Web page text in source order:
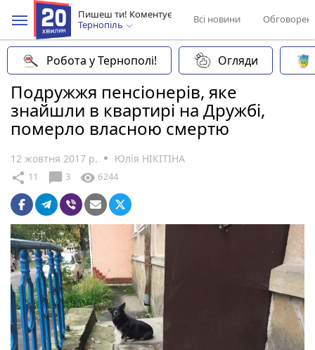
Пишеш ти! Коментує
Тернопіль
Всі новини
Робота у Тернополі! Огляди
Подружжя пенсіонерів, яке
знайшли в квартирі на Дружбі,
померло власною смертю
12 жовтня 2017 р. Юлія НІКІТІНА
share 11 chat_bubble 3 visibility 6244